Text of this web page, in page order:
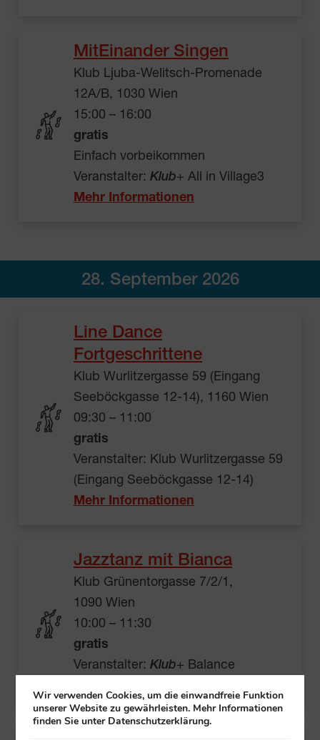
MitEinander Singen
Klub Ljuba-Welitsch-Promenade
12A/B, 1030 Wien
15:00 – 16:00
gratis
Einfach vorbeikommen
Veranstalter: Klub+ All in Village3
Mehr Informationen
28. September 2026
Line Dance
Fortgeschrittene
Klub Wurlitzergasse 59 (Eingang
Seeböckgasse 12-14), 1160 Wien
09:30 – 11:00
gratis
Veranstalter: Klub Wurlitzergasse 59
(Eingang Seeböckgasse 12-14)
Mehr Informationen
Jazztanz mit Bianca
Klub Grünentorgasse 7/2/1,
1090 Wien
10:00 – 11:30
gratis
Veranstalter: Klub+ Balance
Wir verwenden Cookies, um die einwandfreie Funktion
unserer Website zu gewährleisten. Mehr Informationen
finden Sie unter Datenschutzerklärung.